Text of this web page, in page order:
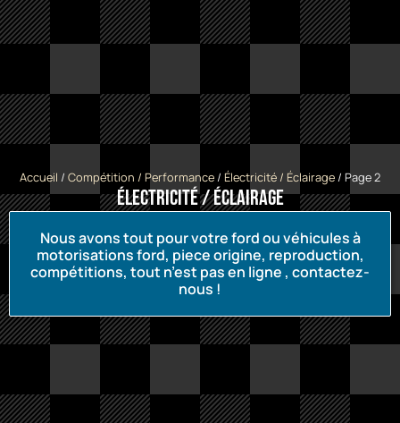
Accueil / Compétition / Performance/ Électricité / Éclairage/ Page 2
Électricité / Éclairage
Nous avons tout pour votre ford ou véhicules à
motorisations ford, piece origine, reproduction,
compétitions, tout n’est pas en ligne , contactez-
nous !